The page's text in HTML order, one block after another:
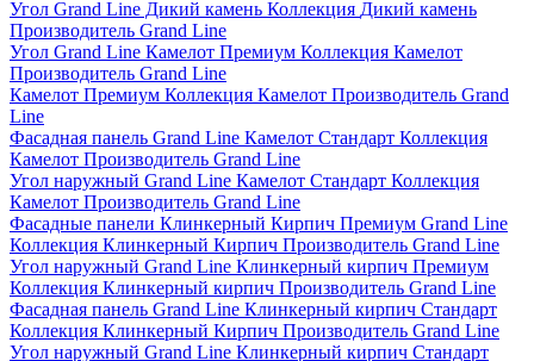
Угол Grand Line Дикий камень Коллекция Дикий камень
Производитель Grand Line
Угол Grand Line Камелот Премиум Коллекция Камелот
Производитель Grand Line
Камелот Премиум Коллекция Камелот Производитель Grand
Line
Фасадная панель Grand Line Камелот Стандарт Коллекция
Камелот Производитель Grand Line
Угол наружный Grand Line Камелот Стандарт Коллекция
Камелот Производитель Grand Line
Фасадные панели Клинкерный Кирпич Премиум Grand Line
Коллекция Клинкерный Кирпич Производитель Grand Line
Угол наружный Grand Line Клинкерный кирпич Премиум
Коллекция Клинкерный кирпич Производитель Grand Line
Фасадная панель Grand Line Клинкерный кирпич Стандарт
Коллекция Клинкерный Кирпич Производитель Grand Line
Угол наружный Grand Line Клинкерный кирпич Стандарт